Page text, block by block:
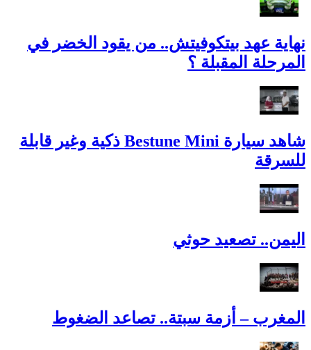
نهاية عهد بيتكوفيتش.. من يقود الخضر في
المرحلة المقبلة ؟
شاهد سيارة Bestune Mini ذكية وغير قابلة
للسرقة
اليمن.. تصعيد حوثي
المغرب – أزمة سبتة.. تصاعد الضغوط